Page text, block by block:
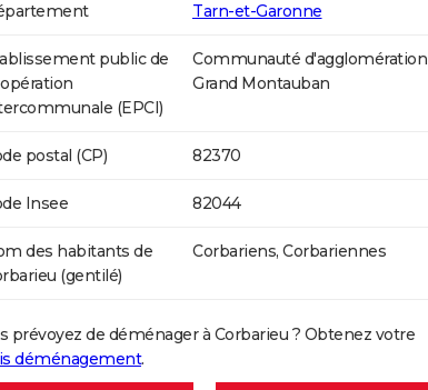
Tarn-et-Garonne
public de
(EPCI)
Communauté d'agglomération
Grand Montauban
postal (CP) 82370
Insee 82044
des habitants de
(gentilé)
Corbariens, Corbariennes
prévoyez de déménager à Corbarieu ? Obtenez votre
déménagement.